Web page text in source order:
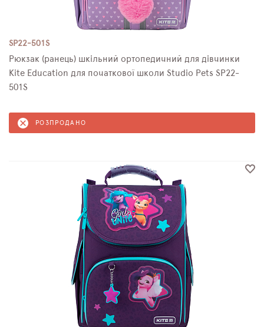
SP22-501S
Рюкзак (ранець) шкільний ортопедичний для дівчинки
Kite Education для початкової школи Studio Pets SP22-
501S
РОЗПРОДАНО